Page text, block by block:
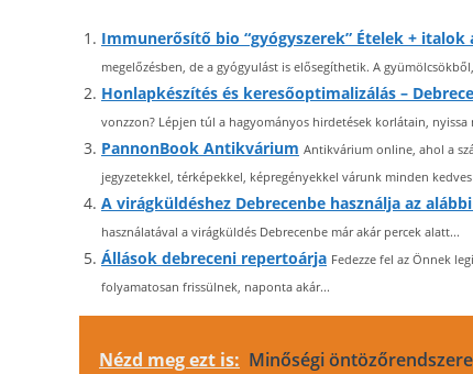
Immunerősítő bio “gyógyszerek” Ételek + italok
megelőzésben, de a gyógyulást is elősegíthetik. A
Honlapkészítés és keresőoptimalizálás –
vonzzon? Lépjen túl a hagyományos hirdetések korlátain, nyissa
PannonBook Antikvárium Antikvárium online, ahol a
jegyzetekkel, térképekkel, képregényekkel várunk minden
A virágküldéshez Debrecenbe használja az
használatával a virágküldés Debrecenbe már akár percek alatt...
Állások debreceni repertoárja Fedezze fel az Önnek
folyamatosan frissülnek, naponta akár...
Nézd meg ezt is: Minőségi